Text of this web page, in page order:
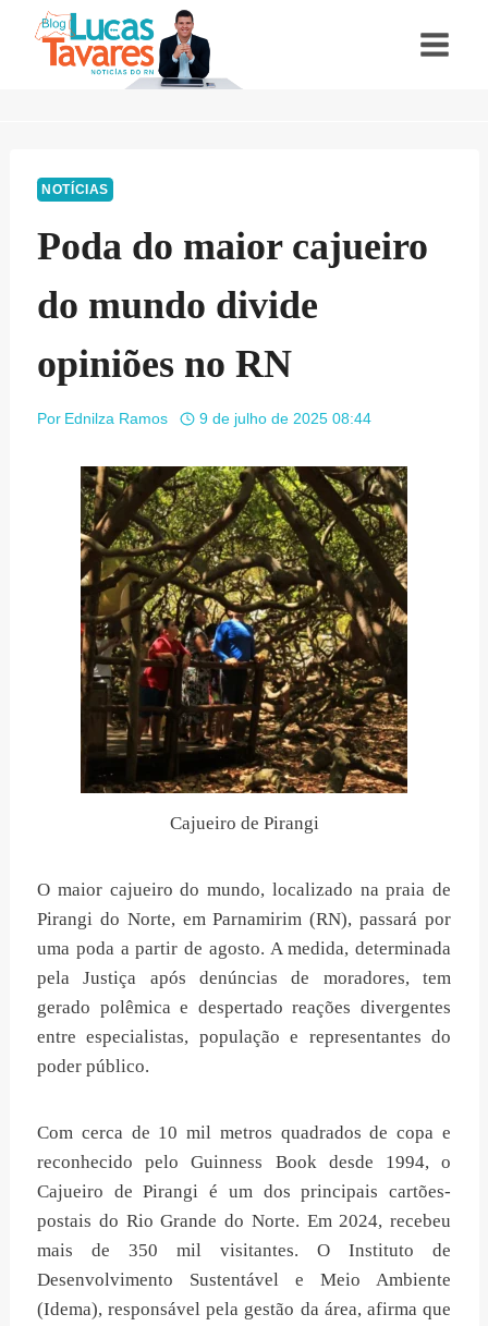
NOTÍCIAS
Poda do maior cajueiro
do mundo divide
opiniões no RN
Por Ednilza Ramos 9 de julho de 2025 08:44
Cajueiro de Pirangi
O maior cajueiro do mundo, localizado na praia de
Pirangi do Norte, em Parnamirim (RN), passará por
uma poda a partir de agosto. A medida, determinada
pela Justiça após denúncias de moradores, tem
gerado polêmica e despertado reações divergentes
entre especialistas, população e representantes do
poder público.
Com cerca de 10 mil metros quadrados de copa e
reconhecido pelo Guinness Book desde 1994, o
Cajueiro de Pirangi é um dos principais cartões-
postais do Rio Grande do Norte. Em 2024, recebeu
mais de 350 mil visitantes. O Instituto de
Desenvolvimento Sustentável e Meio Ambiente
(Idema), responsável pela gestão da área, afirma que